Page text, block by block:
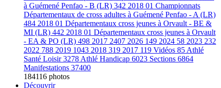
à Guémené Penfao - B (LR) 342 2018 01 Championnats
Départementaux de cross adultes à Guémené Penfao - A (LR)
484 2018 01 Départementaux cross jeunes à Orvault - BE &
MI (LR) 442 2018 01 Départementaux cross jeunes à Orvault
- EA & PO (LR) 498 2017 2407 2026 149 2024 58 2023 232
2022 788 2019 1043 2018 319 2017 119 Vidéos 85 Athlé
Santé Loisir3278 Athlé Handicap 6023 Sections 6864
Manifestations 37400
184116 photos
Découvrir